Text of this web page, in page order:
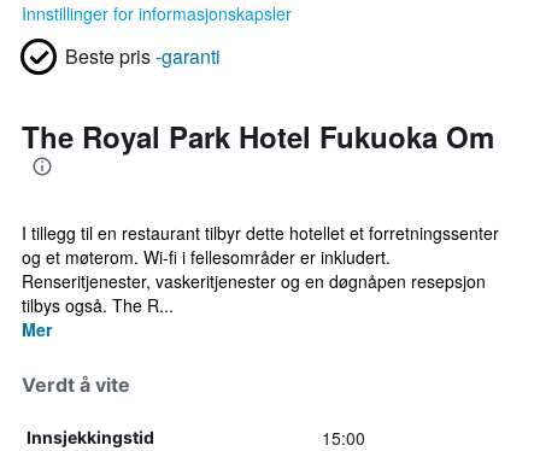
Innstillinger for informasjonskapsler
Beste pris-garanti
The Royal Park Hotel Fukuoka Om
I tillegg til en restaurant tilbyr dette hotellet et forretningssenter
og et møterom. Wi-fi i fellesområder er inkludert.
Renseritjenester, vaskeritjenester og en døgnåpen resepsjon
tilbys også. The R...
Mer
Verdt å vite
Innsjekkingstid 15:00